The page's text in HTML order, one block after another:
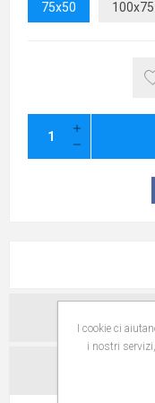
75x50 100x75
I cookie ci
i nostri